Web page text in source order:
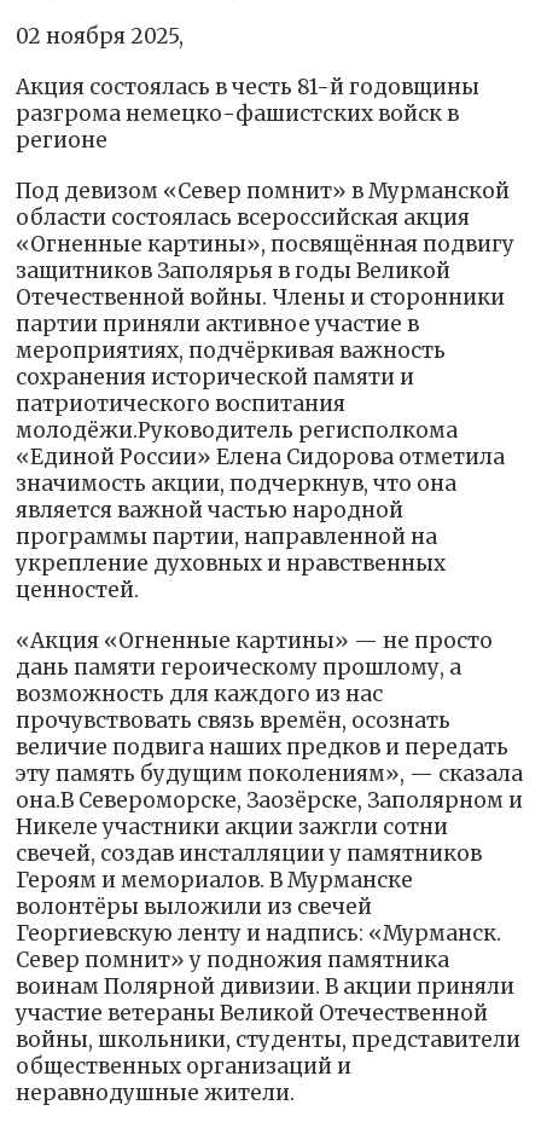
02 ноября 2025,
Акция состоялась в честь 81-й годовщины
разгрома немецко-фашистских войск в
регионе
Под девизом «Север помнит» в Мурманской
области состоялась всероссийская акция
«Огненные картины», посвящённая подвигу
защитников Заполярья в годы Великой
Отечественной войны. Члены и сторонники
партии приняли активное участие в
мероприятиях, подчёркивая важность
сохранения исторической памяти и
патриотического воспитания
молодёжи.Руководитель регисполкома
«Единой России» Елена Сидорова отметила
значимость акции, подчеркнув, что она
является важной частью народной
программы партии, направленной на
укрепление духовных и нравственных
ценностей.
«Акция «Огненные картины» — не просто
дань памяти героическому прошлому, а
возможность для каждого из нас
прочувствовать связь времён, осознать
величие подвига наших предков и передать
эту память будущим поколениям», — сказала
она.В Североморске, Заозёрске, Заполярном и
Никеле участники акции зажгли сотни
свечей, создав инсталляции у памятников
Героям и мемориалов. В Мурманске
волонтёры выложили из свечей
Георгиевскую ленту и надпись: «Мурманск.
Север помнит» у подножия памятника
воинам Полярной дивизии. В акции приняли
участие ветераны Великой Отечественной
войны, школьники, студенты, представители
общественных организаций и
неравнодушные жители.